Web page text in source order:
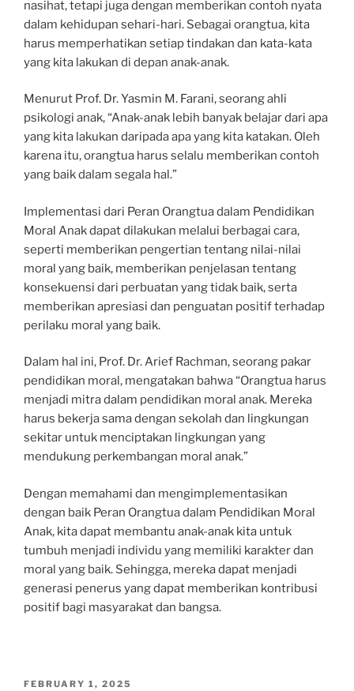
nasihat, tetapi juga dengan memberikan contoh nyata
dalam kehidupan sehari-hari. Sebagai orangtua, kita
harus memperhatikan setiap tindakan dan kata-kata
yang kita lakukan di depan anak-anak.
Menurut Prof. Dr. Yasmin M. Farani, seorang ahli
psikologi anak, “Anak-anak lebih banyak belajar dari apa
yang kita lakukan daripada apa yang kita katakan. Oleh
karena itu, orangtua harus selalu memberikan contoh
yang baik dalam segala hal.”
Implementasi dari Peran Orangtua dalam Pendidikan
Moral Anak dapat dilakukan melalui berbagai cara,
seperti memberikan pengertian tentang nilai-nilai
moral yang baik, memberikan penjelasan tentang
konsekuensi dari perbuatan yang tidak baik, serta
memberikan apresiasi dan penguatan positif terhadap
perilaku moral yang baik.
Dalam hal ini, Prof. Dr. Arief Rachman, seorang pakar
pendidikan moral, mengatakan bahwa “Orangtua harus
menjadi mitra dalam pendidikan moral anak. Mereka
harus bekerja sama dengan sekolah dan lingkungan
sekitar untuk menciptakan lingkungan yang
mendukung perkembangan moral anak.”
Dengan memahami dan mengimplementasikan
dengan baik Peran Orangtua dalam Pendidikan Moral
Anak, kita dapat membantu anak-anak kita untuk
tumbuh menjadi individu yang memiliki karakter dan
moral yang baik. Sehingga, mereka dapat menjadi
generasi penerus yang dapat memberikan kontribusi
positif bagi masyarakat dan bangsa.
POSTED
FEBRUARY 1, 2025